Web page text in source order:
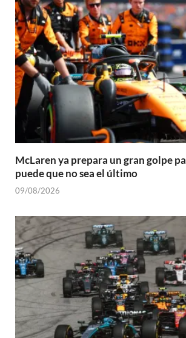
McLaren ya prepara un gran golpe
puede que no sea el último
09/08/2026